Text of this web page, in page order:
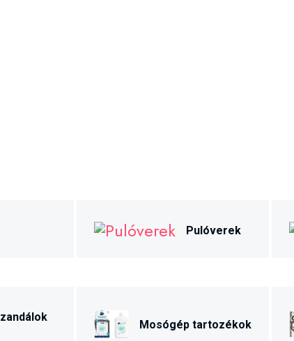
Pulóverek
Mosógép tartozékok